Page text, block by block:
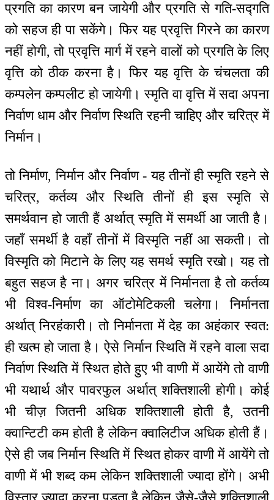
प्रगति का कारण बन जायेगी और प्रगति से गति-सद्गति
को सहज ही पा सकेंगे। फिर यह प्रवृत्ति गिरने का कारण
नहीं होगी, तो प्रवृत्ति मार्ग में रहने वालों को प्रगति के लिए
वृत्ति को ठीक करना है। फिर यह वृत्ति के चंचलता की
कम्पलेन कम्पलीट हो जायेगी। स्मृति वा वृत्ति में सदा अपना
निर्वाण धाम और निर्वाण स्थिति रहनी चाहिए और चरित्र में
निर्मान।
तो निर्माण, निर्मान और निर्वाण - यह तीनों ही स्मृति रहने से
चरित्र, कर्तव्य और स्थिति तीनों ही इस स्मृति से
समर्थवान हो जाती हैं अर्थात् स्मृति में समर्थी आ जाती है।
जहाँ समर्थी है वहाँ तीनों में विस्मृति नहीं आ सकती। तो
विस्मृति को मिटाने के लिए यह समर्थ स्मृति रखो। यह तो
बहुत सहज है ना। अगर चरित्र में निर्मानता है तो कर्तव्य
भी विश्व-निर्माण का ऑटोमेटिकली चलेगा। निर्मानता
अर्थात् निरहंकारी। तो निर्मानता में देह का अहंकार स्वत:
ही खत्म हो जाता है। ऐसे निर्मान स्थिति में रहने वाला सदा
निर्वाण स्थिति में स्थित होते हुए भी वाणी में आयेंगे तो वाणी
भी यथार्थ और पावरफुल अर्थात् शक्तिशाली होगी। कोई
भी चीज़ जितनी अधिक शक्तिशाली होती है, उतनी
क्वान्टिटी कम होती है लेकिन क्वालिटीज अधिक होती हैं।
ऐसे ही जब निर्मान स्थिति में स्थित होकर वाणी में आयेंगे तो
वाणी में भी शब्द कम लेकिन शक्तिशाली ज्यादा होंगे। अभी